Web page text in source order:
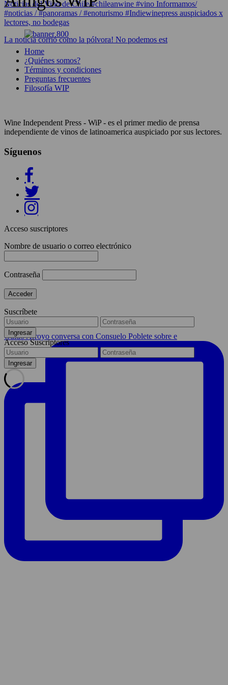
Noticias del Vino de Chile/#chileanwine #vino Informamos/
#noticias / #panoramas / #enoturismo #Indiewinepress auspiciados x
lectores, no bodegas
La noticia corrió como la pólvora! No podemos est
Guido Arroyo conversa con Consuelo Poblete sobre e
Home
¿Quiénes somos?
Términos y condiciones
Preguntas frecuentes
Filosofía WIP
Wine Independent Press - WiP - es el primer medio de prensa
independiente de vinos de latinoamerica auspiciado por sus lectores.
Síguenos
Acceso suscriptores
Nombre de usuario o correo electrónico
Contraseña
Suscríbete
Acceso Suscriptores